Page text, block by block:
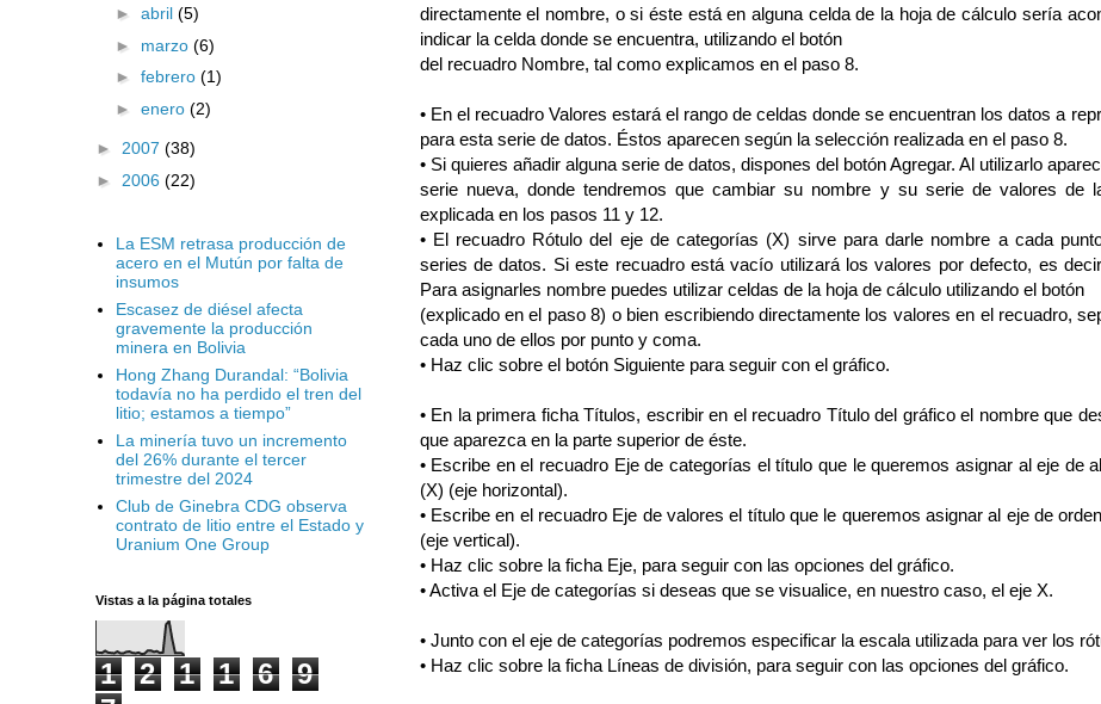
directamente el nombre, o si éste está en alguna celda de la hoja de cálculo sería
indicar la celda donde se encuentra, utilizando el botón
del recuadro Nombre, tal como explicamos en el paso 8.
• En el recuadro Valores estará el rango de celdas donde se encuentran los datos a
para esta serie de datos. Éstos aparecen según la selección realizada en el paso 8.
• Si quieres añadir alguna serie de datos, dispones del botón Agregar. Al utilizarlo
serie nueva, donde tendremos que cambiar su nombre y su serie de valores de
explicada en los pasos 11 y 12.
• El recuadro Rótulo del eje de categorías (X) sirve para darle nombre a cada
series de datos. Si este recuadro está vacío utilizará los valores por defecto, es
Para asignarles nombre puedes utilizar celdas de la hoja de cálculo utilizando el botón
(explicado en el paso 8) o bien escribiendo directamente los valores en el recuadro,
cada uno de ellos por punto y coma.
• Haz clic sobre el botón Siguiente para seguir con el gráfico.
• En la primera ficha Títulos, escribir en el recuadro Título del gráfico el nombre que
que aparezca en la parte superior de éste.
• Escribe en el recuadro Eje de categorías el título que le queremos asignar al eje de
(X) (eje horizontal).
• Escribe en el recuadro Eje de valores el título que le queremos asignar al eje de
(eje vertical).
• Haz clic sobre la ficha Eje, para seguir con las opciones del gráfico.
• Activa el Eje de categorías si deseas que se visualice, en nuestro caso, el eje X.
• Junto con el eje de categorías podremos especificar la escala utilizada para ver los
• Haz clic sobre la ficha Líneas de división, para seguir con las opciones del gráfico.
►abril(5)
► marzo(6)
►febrero(1)
►enero(2)
► 2007 (38)
► 2006 (22)
La ESM retrasa producción de
acero en el Mutún por falta de
insumos
Escasez de diésel afecta
gravemente la producción
minera en Bolivia
Hong Zhang Durandal: “Bolivia
todavía no ha perdido el tren del
litio; estamos a tiempo”
La minería tuvo un incremento
del 26% durante el tercer
trimestre del 2024
Club de Ginebra CDG observa
contrato de litio entre el Estado y
Uranium One Group
Vistas a la página totales
1 2 1 1 6
9